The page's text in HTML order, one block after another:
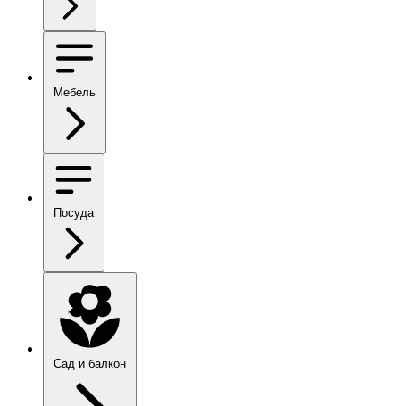
Мебель
Посуда
Сад и балкон